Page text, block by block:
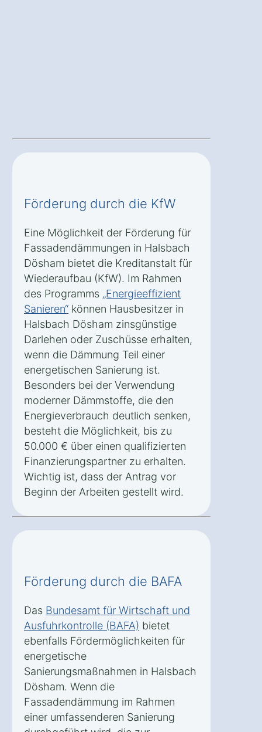
Förderung durch die KfW
Eine Möglichkeit der Förderung für
Fassadendämmungen in Halsbach
Dösham bietet die Kreditanstalt für
Wiederaufbau (KfW). Im Rahmen
des Programms „Energieeffizient
Sanieren“ können Hausbesitzer in
Halsbach Dösham zinsgünstige
Darlehen oder Zuschüsse erhalten,
wenn die Dämmung Teil einer
energetischen Sanierung ist.
Besonders bei der Verwendung
moderner Dämmstoffe, die den
Energieverbrauch deutlich senken,
besteht die Möglichkeit, bis zu
50.000 € über einen qualifizierten
Finanzierungspartner zu erhalten.
Wichtig ist, dass der Antrag vor
Beginn der Arbeiten gestellt wird.
Förderung durch die BAFA
Das Bundesamt für Wirtschaft und
Ausfuhrkontrolle (BAFA) bietet
ebenfalls Fördermöglichkeiten für
energetische
Sanierungsmaßnahmen in Halsbach
Dösham. Wenn die
Fassadendämmung im Rahmen
einer umfassenderen Sanierung